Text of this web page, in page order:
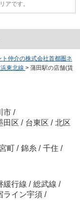
アです。
仲介の株式会社首都圏ネ
東北線 > 蒲田駅の店舗(賃
市 /
田区 / 台東区 / 北区
町 / 錦糸 / 千住 /
緩行線 / 総武線 /
ライン宇須 /